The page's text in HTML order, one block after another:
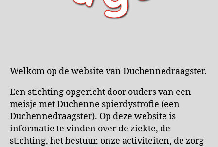
Welkom op de website van Duchennedraagster.
Een stichting opgericht door ouders van een
meisje met Duchenne spierdystrofie (een
Duchennedraagster). Op deze website is
informatie te vinden over de ziekte, de
stichting, het bestuur, onze activiteiten, de zorg